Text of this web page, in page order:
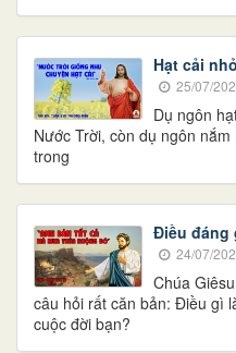
Hạt cải
25/07/
Dụ ngôn
Nước Trời, còn dụ ngôn
trong
Điều đáng
24/07/
Chúa
câu hỏi rất căn bản: Điều gì
cuộc đời bạn?